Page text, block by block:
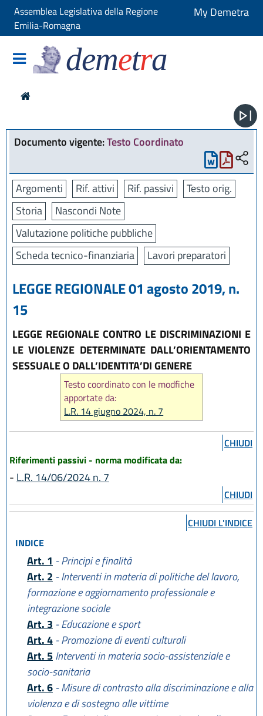
Assemblea Legislativa della Regione
Emilia-Romagna
My Demetra
demetra
Documento vigente:Testo Coordinato
Argomenti Rif. attivi Rif. passivi
Testo orig.
Storia
Nascondi Note
Valutazione politiche pubbliche
Scheda tecnico-finanziaria
Lavori preparatori
LEGGE REGIONALE 01 agosto 2019, n.
15
LEGGE REGIONALE CONTRO LE DISCRIMINAZIONI E
LE VIOLENZE DETERMINATE DALL’ORIENTAMENTO
SESSUALE O DALL’IDENTITA’DI GENERE
Testo coordinato con le modfiche
apportate da:
L.R. 14 giugno 2024, n. 7
CHIUDI
Riferimenti passivi - norma modificata da:
- L.R. 14/06/2024 n. 7
CHIUDI
CHIUDI L'INDICE
INDICE
Art. 1 - Principi e finalità
Art. 2 - Interventi in materia di politiche del lavoro,
formazione e aggiornamento professionale e
integrazione sociale
Art. 3 - Educazione e sport
Art. 4 - Promozione di eventi culturali
Art. 5Interventi in materia socio-assistenziale e
socio-sanitaria
Art. 6 - Misure di contrasto alla discriminazione e alla
violenza e di sostegno alle vittime